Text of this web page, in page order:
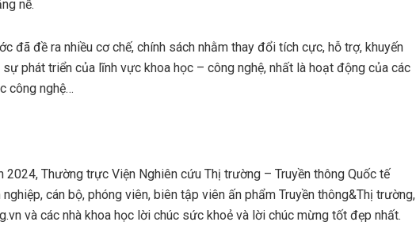
nề.
đã đề ra nhiều cơ chế, chính sách nhằm thay đổi tích cực, hỗ trợ, khuyến
phát triển của lĩnh vực khoa học – công nghệ, nhất là hoạt động của các
công nghệ…
2024, Thường trực Viện Nghiên cứu Thị trường – Truyền thông Quốc tế
cán bộ, phóng viên, biên tập viên ấn phẩm Truyền thông&Thị trường,
và các nhà khoa học lời chúc sức khoẻ và lời chúc mừng tốt đẹp nhất.